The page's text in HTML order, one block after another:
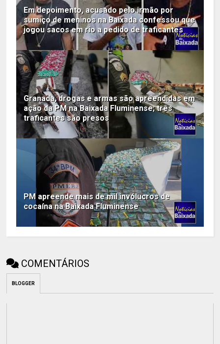
Em depoimento, acusado pelo irmão por
sumiço de meninos na Baixada confessou que
jogou sacos em rio a pedido de traficantes
Granada, drogas e armas são apreendidas em
ação da PM na Baixada Fluminense; três
traficantes são presos
PM apreende mais de mil invólucros de
cocaína na Baixada Fluminense
COMENTÁRIOS
BLOGGER